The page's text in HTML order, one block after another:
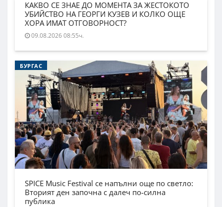
КАКВО СЕ ЗНАЕ ДО МОМЕНТА ЗА ЖЕСТОКОТО
УБИЙСТВО НА ГЕОРГИ КУЗЕВ И КОЛКО ОЩЕ
ХОРА ИМАТ ОТГОВОРНОСТ?
09.08.2026 08:55ч.
БУРГАС
SPICE Music Festival се напълни още по светло:
Вторият ден започна с далеч по-силна
публика